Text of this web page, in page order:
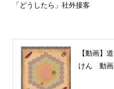
「どうしたら」社外接客
【動画】
けん 動画